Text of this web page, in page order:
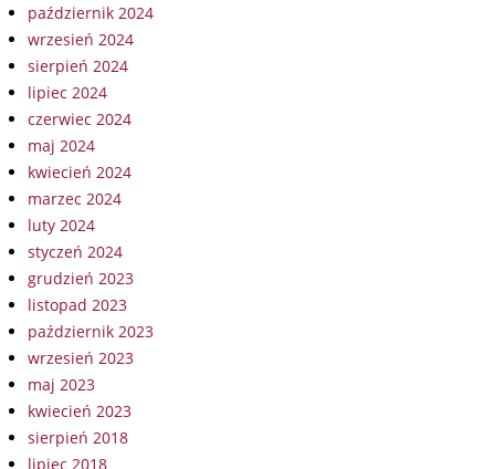
październik 2024
wrzesień 2024
sierpień 2024
lipiec 2024
czerwiec 2024
maj 2024
kwiecień 2024
marzec 2024
luty 2024
styczeń 2024
grudzień 2023
listopad 2023
październik 2023
wrzesień 2023
maj 2023
kwiecień 2023
sierpień 2018
lipiec 2018